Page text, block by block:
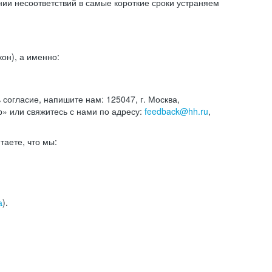
в самые короткие сроки устраняем
а именно:
согласие, напишите нам: 125047, г. Москва,
или свяжитесь с нами по адресу: feedback@hh.ru,
что мы:
).